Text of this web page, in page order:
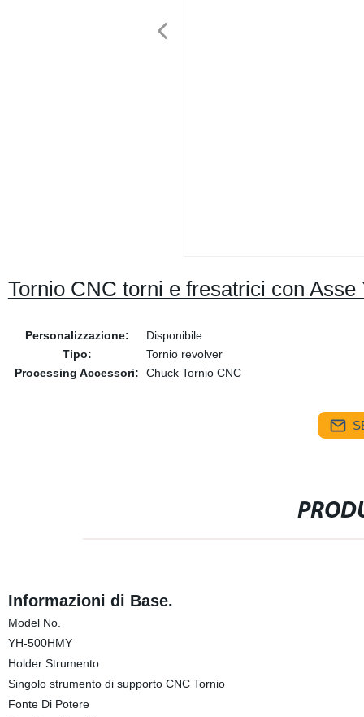
Tornio CNC torni e fresatrici con Asse
Personalizzazione:
Disponibile
Tipo:
Tornio revolver
Processing Accessori:
Chuck Tornio CNC
Informazioni di Base.
Model No.
YH-500HMY
Holder Strumento
Singolo strumento di supporto CNC Tornio
Fonte Di Potere